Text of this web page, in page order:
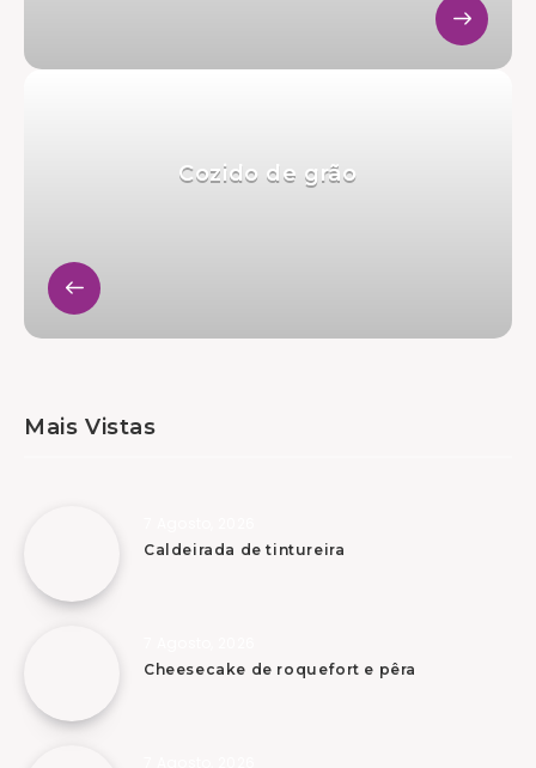
Cozido de grão
Mais Vistas
Caldeirada de tintureira
Cheesecake de roquefort e pêra